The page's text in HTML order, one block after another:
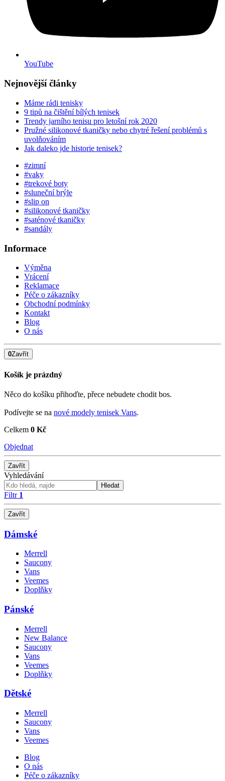
YouTube
Nejnovější články
Máme rádi tenisky
9 tipů na čištění bílých tenisek
Trendy jarního tenisu pro letošní rok 2020
Pružné silikonové tkaničky nebo chytré řešení problémů s
uvolňováním
Jak daleko jde historie tenisek?
#zimní
#vaky
#trekové boty
#sluneční brýle
#slip on
#silikonové tkaničky
#saténové tkaničky
#sandály
Informace
Výměna
Vrácení
Reklamace
Péče o zákazníky
Obchodní podmínky
Kontakt
Blog
O nás
0Zavřít
Košík je prázdný
Něco do košíku přihoďte, přece nebudete chodit bos.
Podívejte se na nové modely tenisek Vans.
Celkem 0 Kč
Objednat
Zavřít
Vyhledávání
Hledat
Filtr 1
Zavřít
Dámské
Merrell
Saucony
Vans
Veemes
Doplňky
Pánské
Merrell
New Balance
Saucony
Vans
Veemes
Doplňky
Dětské
Merrell
Saucony
Vans
Veemes
Blog
O nás
Péče o zákazníky